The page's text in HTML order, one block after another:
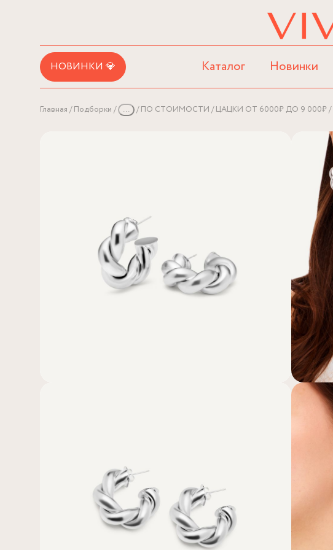
НОВИНКИ 💎 Каталог Новинки
Главная Подборки ... ПО СТОИМОСТИ ЦАЦКИ ОТ 6000₽ ДО 9 000₽